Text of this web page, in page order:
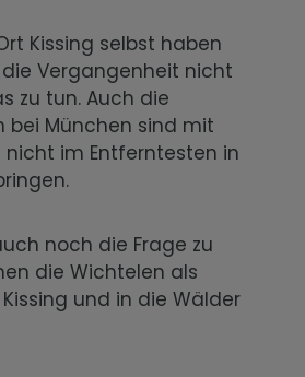
Bevölkerung heute
Kissing selbst haben
Vergangenheit nicht
zu tun. Auch die
bei München sind mit
nicht im Entferntesten in
noch die Frage zu
die Wichtelen als
und in die Wälder